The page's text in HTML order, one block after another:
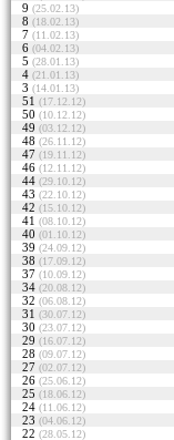
9 (25.02.13)
8 (18.02.13)
7 (11.02.13)
6 (04.02.13)
5 (28.01.13)
4 (21.01.13)
3 (14.01.13)
51 (17.12.12)
50 (10.12.12)
49 (03.12.12)
48 (26.11.12)
47 (19.11.12)
46 (12.11.12)
44 (29.10.12)
43 (22.10.12)
42 (15.10.12)
41 (08.10.12)
40 (01.10.12)
39 (24.09.12)
38 (17.09.12)
37 (10.09.12)
34 (20.08.12)
32 (06.08.12)
31 (30.07.12)
30 (23.07.12)
29 (16.07.12)
28 (09.07.12)
27 (02.07.12)
26 (25.06.12)
25 (18.06.12)
24 (11.06.12)
23 (04.06.12)
22 (28.05.12)